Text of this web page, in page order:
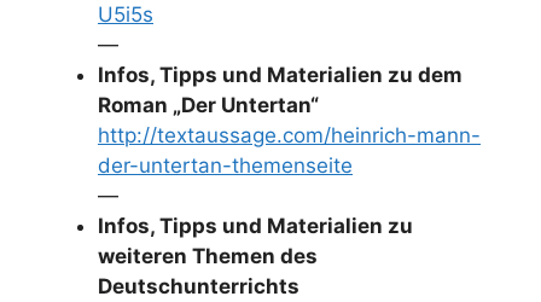
U5i5s
—
Infos, Tipps und Materialien zu dem
Roman „Der Untertan“
http://textaussage.com/heinrich-mann-
der-untertan-themenseite
—
Infos, Tipps und Materialien zu
weiteren Themen des
Deutschunterrichts